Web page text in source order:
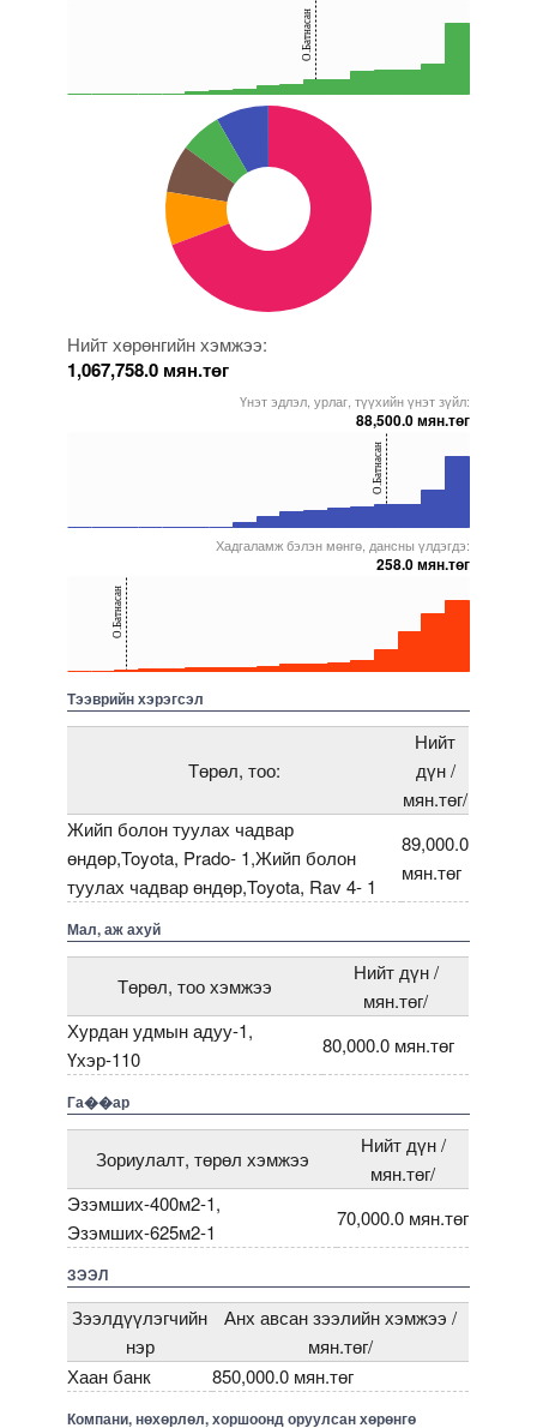
5000000000000005271795
5000000000000005271856
50000000000000052720905000000000000005272011
О.Батнасан
Нийт хөрөнгийн хэмжээ:
1,067,758.0 мян.төг
Үнэт эдлэл, урлаг, түүхийн үнэт зүйл:
88,500.0 мян.төг
5000000000000005271795
5000000000000005271927
5000000000000005236937
5000000000000005271916
5000000000000005218255
О.Батнасан
Хадгаламж бэлэн мөнгө, дансны үлдэгдэ:
258.0 мян.төг
5000000000000005272009
5000000000000005272090
5000000000000005271833
О.Батнасан
Тээврийн хэрэгсэл
Төрөл, тоо:
Нийт
дүн /
мян.төг/
Жийп болон туулах чадвар
өндөр,Toyota, Prado- 1,Жийп болон
туулах чадвар өндөр,Toyota, Rav 4- 1
89,000.0
мян.төг
Мал, аж ахуй
Төрөл, тоо хэмжээ
Нийт дүн /
мян.төг/
Хурдан удмын адуу-1,
Үхэр-110
80,000.0 мян.төг
Га��ар
Зориулалт, төрөл хэмжээ
Нийт дүн /
мян.төг/
Эзэмших-400м2-1,
Эзэмших-625м2-1
70,000.0 мян.төг
ЗЭЭЛ
Зээлдүүлэгчийн
нэр
Анх авсан зээлийн хэмжээ /
мян.төг/
Хаан банк
850,000.0 мян.төг
Компани, нөхөрлөл, хоршоонд оруулсан хөрөнгө